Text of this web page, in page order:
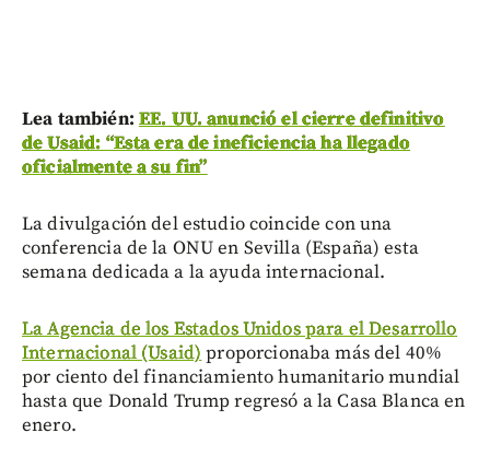
Lea también: EE. UU. anunció el cierre definitivo
de Usaid: “Esta era de ineficiencia ha llegado
oficialmente a su fin”
La divulgación del estudio coincide con una
conferencia de la ONU en Sevilla (España) esta
semana dedicada a la ayuda internacional.
La Agencia de los Estados Unidos para el Desarrollo
Internacional (Usaid) proporcionaba más del 40%
por ciento del financiamiento humanitario mundial
hasta que Donald Trump regresó a la Casa Blanca en
enero.